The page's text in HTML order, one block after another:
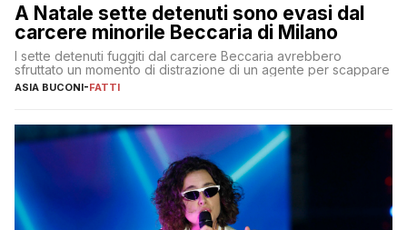
A Natale sette detenuti sono evasi dal
carcere minorile Beccaria di Milano
I sette detenuti fuggiti dal carcere Beccaria avrebbero
sfruttato un momento di distrazione di un agente per scappare
ASIA BUCONI-FATTI